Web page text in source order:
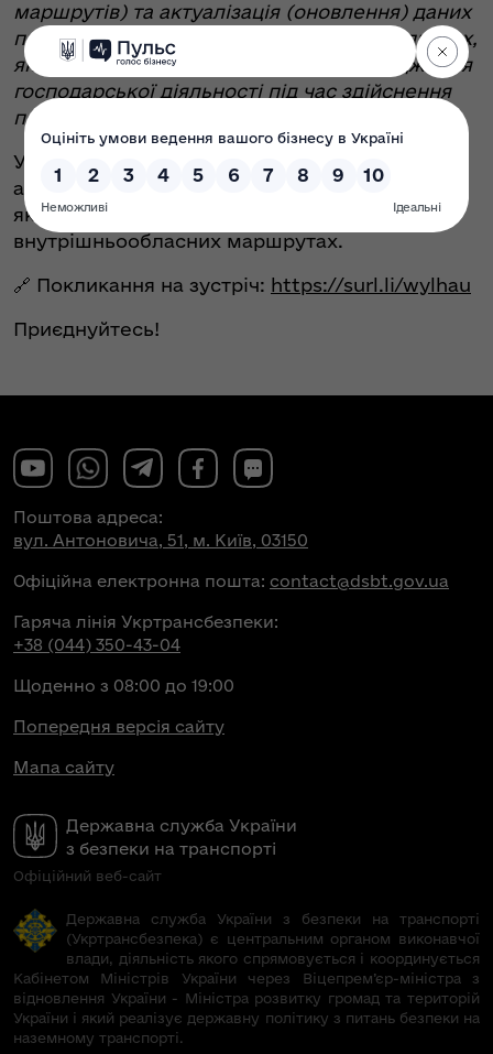
маршрутів) та актуалізація (оновлення) даних
про транспортні засоби в ліцензійних справах,
які використовуються як засоби провадження
господарської діяльності під час здійснення
перевезень пасажирів автобусами
Учасники: представники обласних військових
адміністрацій та автомобільних перевізників,
які здійснюють перевезення пасажирів на
внутрішньообласних маршрутах.
🔗 Покликання на зустріч: https://surl.li/wylhau
Приєднуйтесь!
Державна служба України
з безпеки на транспорті
Офіційний веб-сайт
Поштова адреса:
вул. Антоновича, 51, м. Київ, 03150
Офіційна електронна пошта: contact@dsbt.gov.ua
Гаряча лінія Укртрансбезпеки:
+38 (044) 350-43-04
Щоденно з 08:00 до 19:00
Попередня версія сайту
Мапа сайту
Державна служба України з безпеки на транспорті
(Укртрансбезпека) є центральним органом виконавчої
влади, діяльність якого спрямовується і координується
Кабінетом Міністрів України через Віцепрем’єр-міністра з
відновлення України - Міністра розвитку громад та територій
України і який реалізує державну політику з питань безпеки на
наземному транспорті.